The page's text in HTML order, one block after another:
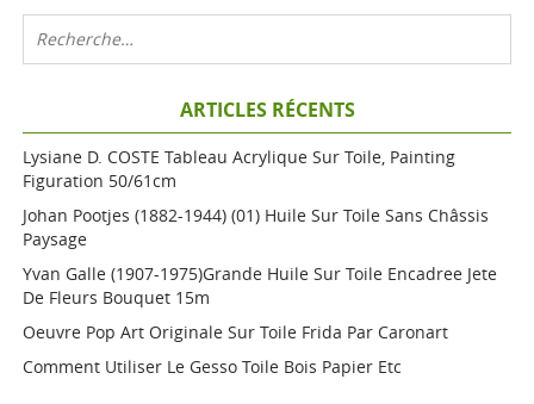
ARTICLES RÉCENTS
Lysiane D. COSTE Tableau Acrylique Sur Toile, Painting
Figuration 50/61cm
Johan Pootjes (1882-1944) (01) Huile Sur Toile Sans Châssis
Paysage
Yvan Galle (1907-1975)grande Huile Sur Toile Encadree Jete
De Fleurs Bouquet 15m
Oeuvre Pop Art Originale Sur Toile Frida Par Caronart
Comment Utiliser Le Gesso Toile Bois Papier Etc